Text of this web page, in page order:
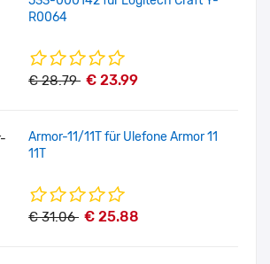
R0064
€ 28.79 € 23.99
Armor-11/11T für Ulefone Armor 11
11T
€ 31.06 € 25.88